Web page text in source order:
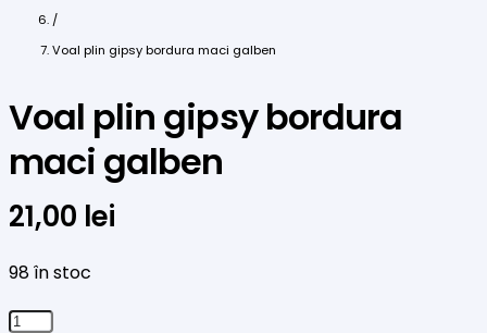
/
Voal plin gipsy bordura maci galben
Voal plin gipsy bordura
maci galben
21,00 lei
98 în stoc
Cantitate